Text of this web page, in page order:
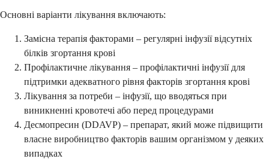
Основні варіанти лікування включають:
Замісна терапія факторами – регулярні інфузії відсутніх
білків згортання крові
Профілактичне лікування – профілактичні інфузії для
підтримки адекватного рівня факторів згортання крові
Лікування за потреби – інфузії, що вводяться при
виникненні кровотечі або перед процедурами
Десмопресин (DDAVP) – препарат, який може підвищити
власне виробництво факторів вашим організмом у деяких
випадках